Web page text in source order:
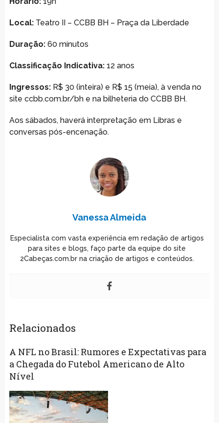
Local:Teatro II – CCBB BH – Praça da Liberdade
Duração:60 minutos
Classificação Indicativa:12 anos
Ingressos:R$ 30 (inteira) e R$ 15 (meia), à venda no
site ccbb.com.br/bh e na bilheteria do CCBB BH.
Aos sábados, haverá interpretação em Libras e
conversas pós-encenação.
Vanessa Almeida
Especialista com vasta experiência em redação de artigos
para sites e blogs, faço parte da equipe do site
2Cabeças.com.br na criação de artigos e conteúdos.
Relacionados
A NFL no Brasil: Rumores e Expectativas para
a Chegada do Futebol Americano de Alto
Nível